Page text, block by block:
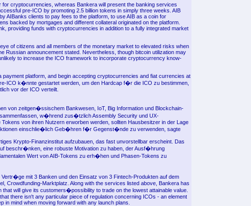
for cryptocurrencies, whereas Bankera will present the banking services
pre-ICO by promoting 2.5 billion tokens in simply three weeks. AIB
AIBanks clients to pay fees to the platform, to use AIB as a coin for
backed by mortgages and different collateral originated on the platform.
providing funds with cryptocurrencies in addition to a fully integrated market
of citizens and all members of the monetary market to elevated risks when
Russian announcement stated. Nevertheless, though bitcoin utilization may
to increase the ICO framework to incorporate cryptocurrency know-
payment platform, and begin accepting cryptocurrencies and fiat currencies at
ICO k�nnte gestartet werden, um den Hardcap f�r die ICO zu bestimmen,
vor der ICO verteilt.
von zeitgen�ssischem Bankwesen, IoT, Big Information und Blockchain-
w�hrend zus�tzlich Assembly Security und UX-
von ihren Nutzern erworben werden, sollten Hausbesitzer in der Lage
einschlie�lich Geb�hren f�r Gegenst�nde zu verwenden, sagte
Krypto-Finanzinstitut aufzubauen, das fast unvorstellbar erscheint. Das
beschr�nken, eine robuste Motivation zu haben, der Ausf�hrung
Wert von AIB-Tokens zu erh�hen und Phasen-Tokens zu
mit 3 Banken und den Einsatz von 3 Fintech-Produkten auf dem
Crowdfunding-Marktplatz. Along with the services listed above, Bankera has
will give its customers�possibility to trade on the lowest attainable value.
there isn't any particular piece of regulation concerning ICOs - an element
in mind when moving forward with any launch plans.